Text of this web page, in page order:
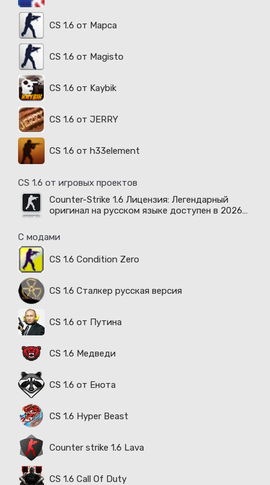
CS 1.6 от Марса
CS 1.6 от Magisto
CS 1.6 от Kaybik
CS 1.6 от JERRY
CS 1.6 от h33element
CS 1.6 от игровых проектов
Counter-Strike 1.6 Лицензия: Легендарный
оригинал на русском языке доступен в 2026
С модами
CS 1.6 Condition Zero
CS 1.6 Сталкер русская версия
CS 1.6 от Путина
CS 1.6 Медведи
CS 1.6 от Енота
CS 1.6 Hyper Beast
Counter strike 1.6 Lava
CS 1.6 Call Of Duty